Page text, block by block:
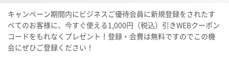
キャンペーン期間内にビジネスご優待会員に新規登録をされたす
べてのお客様に、今すぐ使える1,000円（税込）引きWEBクーポン
コードをもれなくプレゼント！登録・会費は無料ですのでこの機
会にぜひご登録ください！